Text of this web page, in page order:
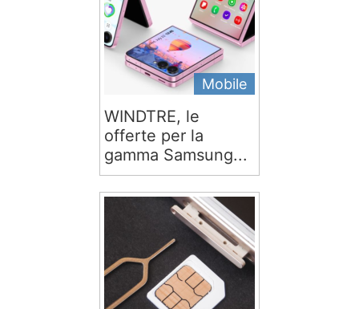
Mobile
WINDTRE, le
offerte per la
gamma Samsung...